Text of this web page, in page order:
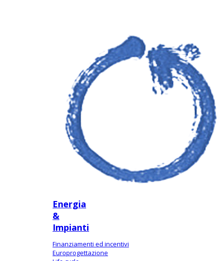
Energia
&
Impianti
Finanziamenti ed incentivi
Europrogettazione